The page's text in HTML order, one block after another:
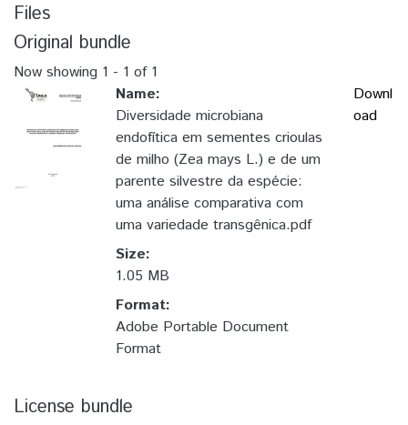
Files
Original bundle
Now showing 1 - 1 of 1
Name:
Diversidade microbiana
endofítica em sementes crioulas
de milho (Zea mays L.) e de um
parente silvestre da espécie:
uma análise comparativa com
uma variedade transgênica.pdf
Size:
1.05 MB
Format:
Adobe Portable Document
Format
Downl
oad
License bundle